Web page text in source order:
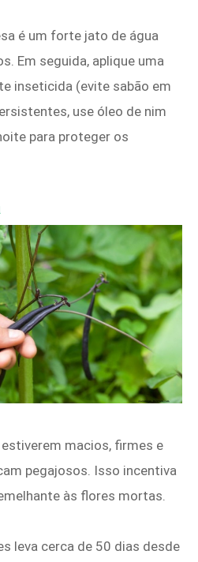
é um forte jato de água
Em seguida, aplique uma
inseticida (evite sabão em
use óleo de nim
para proteger os
macios, firmes e
pegajosos. Isso incentiva
às flores mortas.
leva cerca de 50 dias desde